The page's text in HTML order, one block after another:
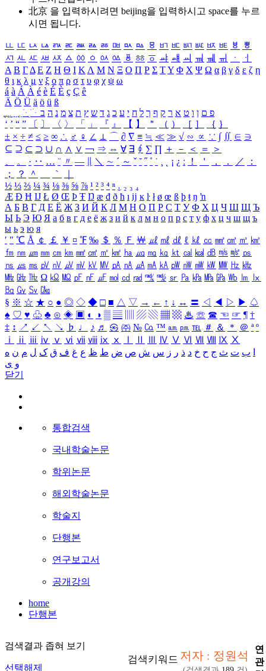
北京 을 입력하시려면 beijing을 입력하시고 space를 누르
시면 됩니다.
ㅥ ㅦ ㅧ ㅨ ㅩ ㅪ ㅫ ㅬ ㅭ ㅮ ㅯ ㅰ ㅱ ㅲ ㅳ ㅴ ㅵ ㅶ ㅷ ㅸ
ㅹ
ㅺ ㅻ ㅼ ㅽ ㅾ ㅿ ㆀ ㆁ ㆂ ㆃ ㆄ ㆅ ㆆ ㆇ ㆈ ㆉ ㆊ ㆋ ㆌ ㆍ
ㆎ
Α Β ΓΔ Ε Ζ Η Θ Ι ΚΛ Μ Ν Ξ Ο Π Ρ Σ ΤΥ Φ Χ Ψ Ω α β γ δ ε ζ η
θ ι κ λ μ ν ξ ο π ρ σ τ υ φ χ ψ ω
á à Á À é è É È ç Ç ê
Ä Ö Ü ä ö ü ß
ִֶֹ ֻּ ׁׂ פ ם ן ו ט א ר ק ף ך ל ח י ע כ ג ד ש ץ ת צ מ נ ה ב
‘ ’ “ ” 〔 〕 〈 〉 「 」 『 』 【 】 ＂ （ ） ［ ］ ｛ ｝
± × ÷ ≠ ≤ ≥ ∞ ∴ ♂ ♀ ∠ ⊥ ⌒ ∂ ∇ ≡ ≒ ≪ ≫ √ ∽ ∝ ∵ ∫ ∬ ∈ ∋
⊆ ⊇ ⊂ ⊃ ∪ ∩ ∧ ∨ ￢ ⇒ ⇔ ∀ ∃ ∮ ∑ ∏ ＋ － ＜ ＝
＞
、
。 · ‥ … ¨ 〃 ― ＼ ∼ ´ ～ ˇ ˘ ˝ ˚ ˙ ¸ ¡ ¿ ː ！ ＇ ， ． ／
：
；
？ ＾ ｀
½ ⅓ ⅔ ¼ ¾ ⅛ ⅜ ⅝ ⅞ ¹ ² ³ ⁴ ⁿ ₁ ₂ ₃ ₄
Æ Ð Ħ Ĳ Ł Ø Œ Þ Ŧ Ŋ æ đ ð ħ ı ĳ ĸ ŀ ł ø œ ß þ ŧ ŋ ŉ
А Б В Г Д Е Ё Ж З И Й К Л М Н О П Р С Т У Ф Х Ц Ч Ш Щ Ъ
Ы Ь Э Ю Я а б в г д е ё ж з и й к л м н о п р с т у ф х ц ч ш щ ъ
ы ь э ю я
′ ″ ℃ Å ￠ ￡ ￥ ¤ ℉ ‰ ＄ ％ Ｆ ￦ ㎕ ㎖ ㎗ ℓ ㎘ ㏄ ㎣ ㎤ ㎥ ㎦
㎙ ㎚ ㎛ ㎜ ㎝ ㎞ ㎟ ㎠ ㎡ ㎢ ㏊ ㎍ ㎎ ㎏ ㏏ ㎈ ㎉ ㏈ ㎧ ㎨ ㎰
㎱ ㎲ ㎳ ㎴ ㎵ ㎶ ㎷ ㎸ ㎹ ㎀ ㎁ ㎂ ㎃ ㎄ ㎺ ㎻ ㎽ ㎾ ㎿ ㎐ ㎑
㎒ ㎓ ㎔ Ω ㏀ ㏁ ㎊ ㎋ ㎌ ㏖ ㏅ ㎭ ㎮ ㎯ ㏛ ㎩ ㎪ ㎫ ㎬ ㏝ ㏐
㏓
㏃ ㏉ ㏜ ㏆
§ ※ ☆ ★ ○ ● ◎ ◇ ◆ □ ■ △ ▽ → ← ↑ ↓ ↔ 〓 ◁ ◀ ▷ ▶ ♤
♠ ♡ ♥ ♧ ♣ ⊙ ◈ ▣ ◐ ◑ ▒ ▤ ▨ ▧ ▦ ▩ ♨ ☏ ☎ ☜ ☞ ¶ †
‡ ↕ ↗ ↙ ↖ ↘ ♭ ♩ ♪ ♬ ㉿ ㈜ № ㏇ ™ ㏂ ㏘ ℡ ＃ ＆ ＊ ＠ ª º
ⅰ
ⅱ ⅲ ⅳ ⅴ ⅵ ⅶ ⅷ ⅸ ⅹ Ⅳ Ⅴ Ⅵ Ⅶ Ⅷ Ⅸ Ⅹ
ب ت ث ج ح خ د ذ ر ز س ش ص ض ط ظ ع غ ف ق ک ل م ن ه
و ی
닫기
통합검색
국내학술논문
학위논문
해외학술논문
학술지
단행본
연구보고서
공개강의
home
단행본
검색결과 좁혀 보기
선택해제
검색키워드 저자 : 정원석
연
관